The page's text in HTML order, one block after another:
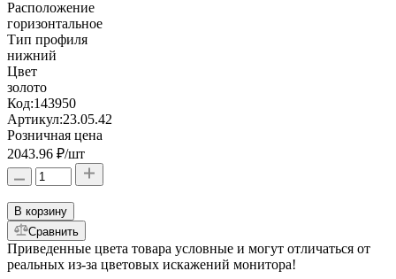
Расположение
горизонтальное
Тип профиля
нижний
Цвет
золото
Код:143950
Артикул:23.05.42
Розничная цена
2043.96 ₽/шт
В корзину
Сравнить
Приведенные цвета товара условные и могут отличаться от
реальных из-за цветовых искажений монитора!